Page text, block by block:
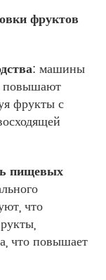
фруктов
: машины
повышают
фрукты с
пищевых
что
что повышает